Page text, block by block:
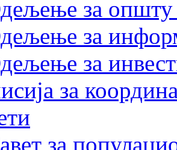
за општу
за
за
за
за